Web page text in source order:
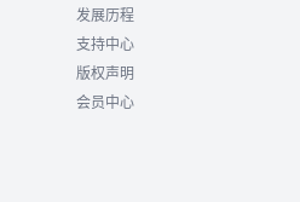
发展历程
支持中心
版权声明
会员中心